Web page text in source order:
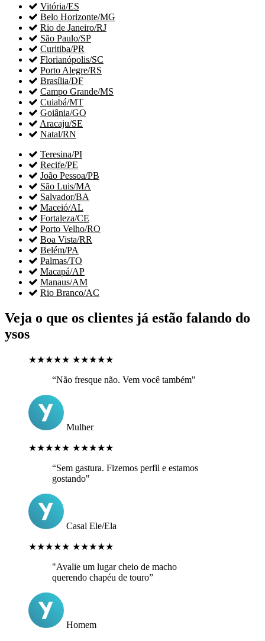
 Vitória/ES
 Belo Horizonte/MG
 Rio de Janeiro/RJ
 São Paulo/SP
 Curitiba/PR
 Florianópolis/SC
 Porto Alegre/RS
 Brasília/DF
 Campo Grande/MS
 Cuiabá/MT
 Goiânia/GO
 Aracaju/SE
 Natal/RN
 Teresina/PI
 Recife/PE
 João Pessoa/PB
 São Luis/MA
 Salvador/BA
 Maceió/AL
 Fortaleza/CE
 Porto Velho/RO
 Boa Vista/RR
 Belém/PA
 Palmas/TO
 Macapá/AP
 Manaus/AM
 Rio Branco/AC
Veja o que os clientes já estão falando do
ysos
★★★★★ ★★★★★
“Não fresque não. Vem você também"
Mulher
★★★★★ ★★★★★
“Sem gastura. Fizemos perfil e estamos
gostando"
Casal Ele/Ela
★★★★★ ★★★★★
"Avalie um lugar cheio de macho
querendo chapéu de touro”
Homem